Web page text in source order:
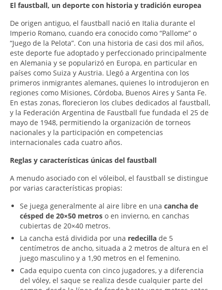
El faustball, un deporte con historia y tradición europea
De origen antiguo, el faustball nació en Italia durante el
Imperio Romano, cuando era conocido como “Pallome” o
“Juego de la Pelota”. Con una historia de casi dos mil años,
este deporte fue adoptado y perfeccionado principalmente
en Alemania y se popularizó en Europa, en particular en
países como Suiza y Austria. Llegó a Argentina con los
primeros inmigrantes alemanes, quienes lo introdujeron en
regiones como Misiones, Córdoba, Buenos Aires y Santa Fe.
En estas zonas, florecieron los clubes dedicados al faustball,
y la Federación Argentina de Faustball fue fundada el 25 de
mayo de 1948, permitiendo la organización de torneos
nacionales y la participación en competencias
internacionales cada cuatro años.
Reglas y características únicas del faustball
A menudo asociado con el vóleibol, el faustball se distingue
por varias características propias:
Se juega generalmente al aire libre en una cancha de
césped de 20×50 metros o en invierno, en canchas
cubiertas de 20×40 metros.
La cancha está dividida por una redecilla de 5
centímetros de ancho, situada a 2 metros de altura en el
juego masculino y a 1,90 metros en el femenino.
Cada equipo cuenta con cinco jugadores, y a diferencia
del vóley, el saque se realiza desde cualquier parte del